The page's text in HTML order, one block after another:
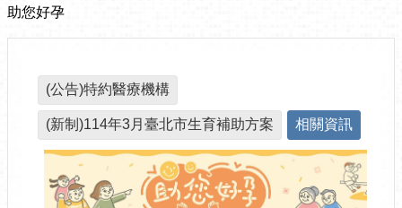
助您好孕
(公告)特約醫療機構
(新制)114年3月臺北市生育補助方案 相關資訊